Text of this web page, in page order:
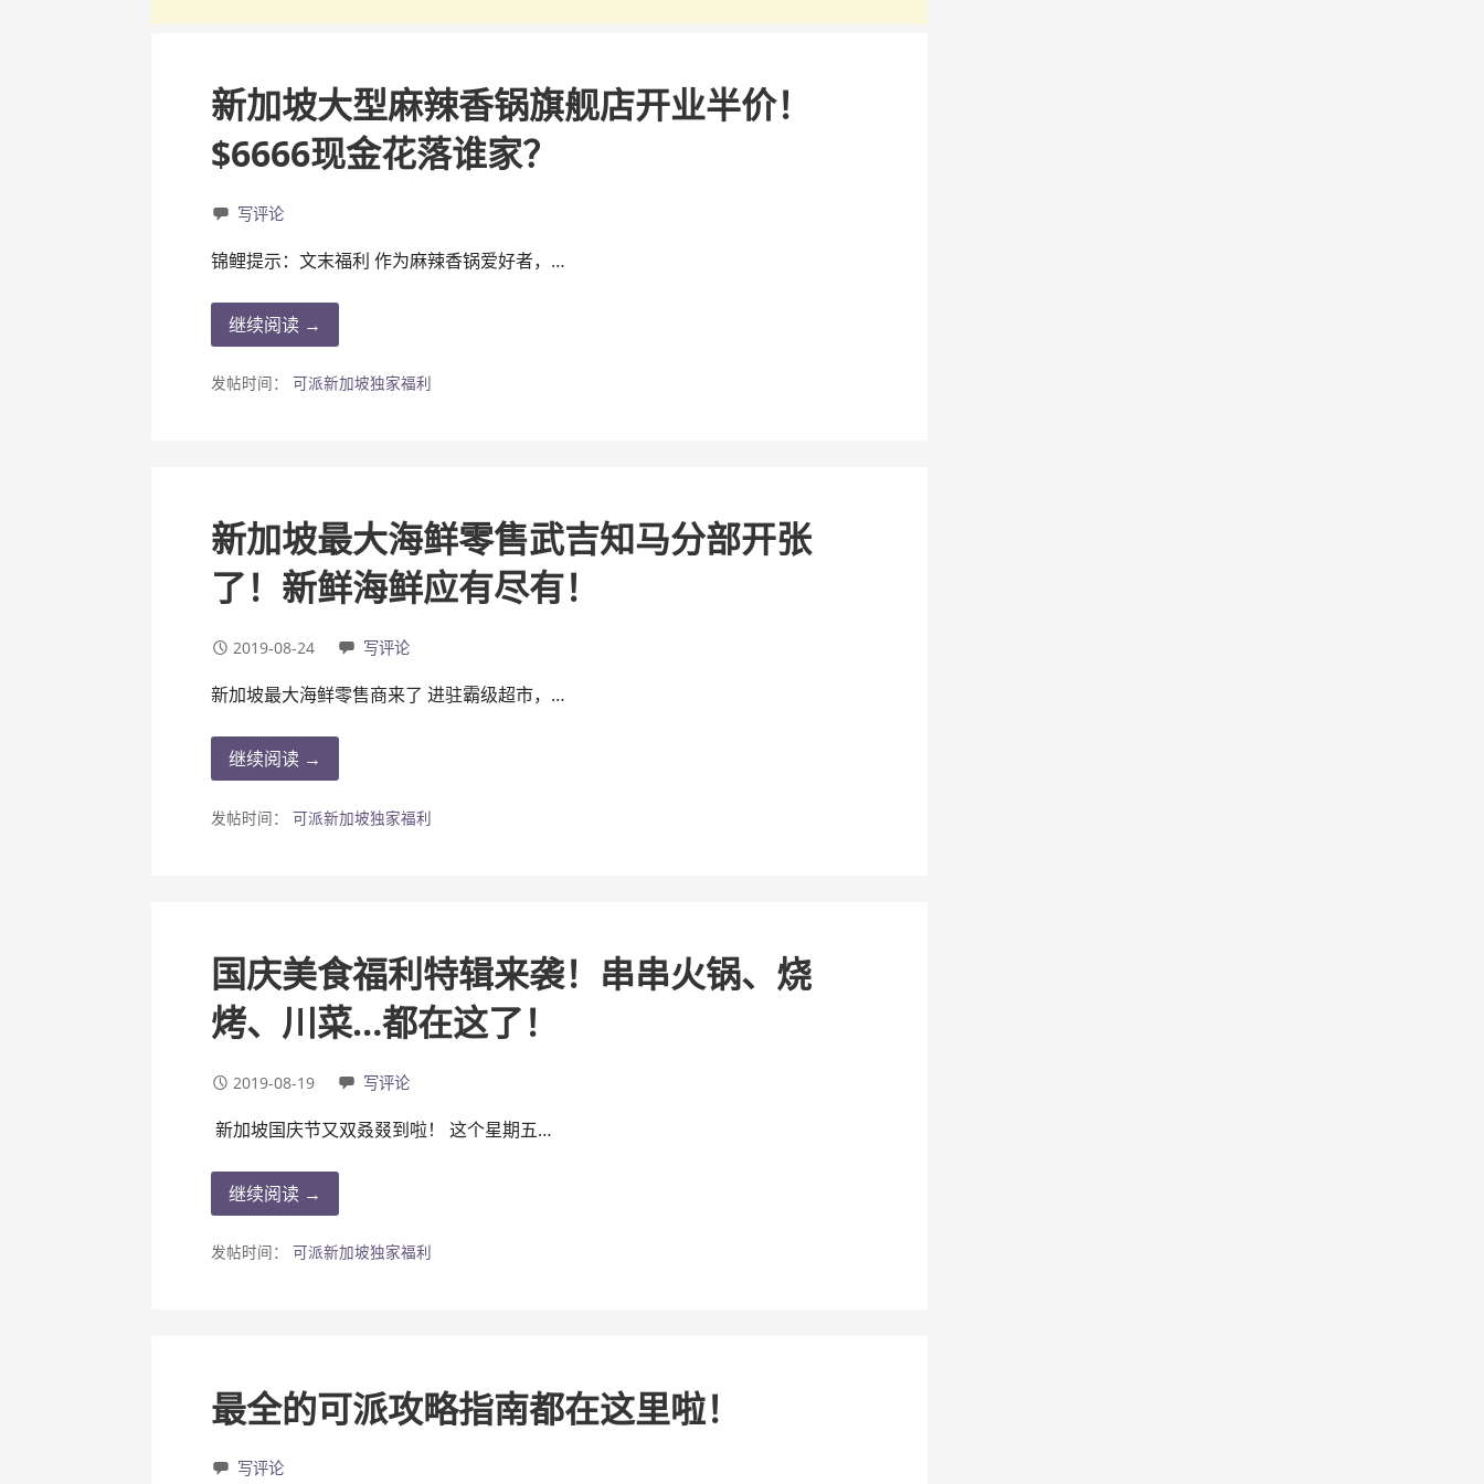
新加坡大型麻辣香锅旗舰店开业半价！
$6666现金花落谁家？
写评论
锦鲤提示：文末福利 作为麻辣香锅爱好者，…
继续阅读 →
发帖时间：可派新加坡独家福利
新加坡最大海鲜零售武吉知马分部开张
了！新鲜海鲜应有尽有！
2019-08-24 写评论
新加坡最大海鲜零售商来了 进驻霸级超市，…
继续阅读 →
发帖时间：可派新加坡独家福利
国庆美食福利特辑来袭！串串火锅、烧
烤、川菜…都在这了！
2019-08-19 写评论
新加坡国庆节又双叒叕到啦！ 这个星期五…
继续阅读 →
发帖时间：可派新加坡独家福利
最全的可派攻略指南都在这里啦！
写评论